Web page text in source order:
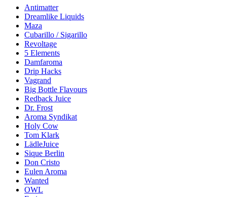
Antimatter
Dreamlike Liquids
Maza
Cubarillo / Sigarillo
Revoltage
5 Elements
Damfaroma
Drip Hacks
Vagrand
Big Bottle Flavours
Redback Juice
Dr. Frost
Aroma Syndikat
Holy Cow
Tom Klark
LädleJuice
Sique Berlin
Don Cristo
Eulen Aroma
Wanted
OWL